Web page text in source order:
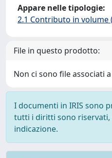
Appare nelle tipologie:
2.1 Contributo in volume
File in questo prodotto:
Non ci sono file associati
I documenti in IRIS sono
tutti i diritti sono riservati,
indicazione.